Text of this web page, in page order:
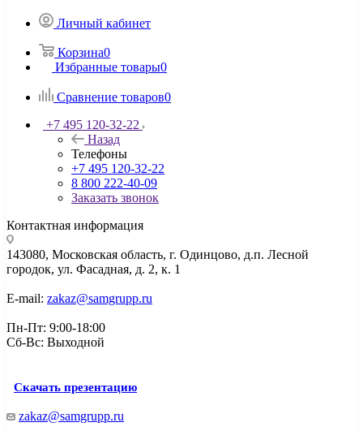
Личный кабинет
Корзина0
Избранные товары0
Сравнение товаров0
+7 495 120-32-22
Назад
Телефоны
+7 495 120-32-22
8 800 222-40-09
Заказать звонок
Контактная информация
143080, Mосковская область, г. Одинцово, д.п. Лесной
городок, ул. Фасадная, д. 2, к. 1
E-mail: zakaz@samgrupp.ru
Пн-Пт: 9:00-18:00
Сб-Вс: Выходной
Скачать презентацию
zakaz@samgrupp.ru